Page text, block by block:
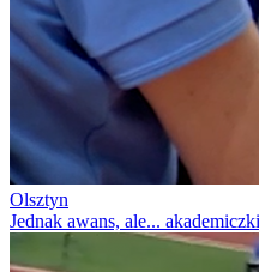
Olsztyn
Jednak awans, ale...